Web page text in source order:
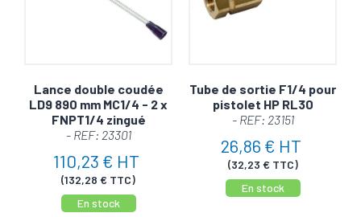
Lance double coudée
LD9 890 mm MC1/4 - 2 x
FNPT1/4 zingué
- REF: 23301
110,23 € HT
(132,28 € TTC)
En stock
Tube de sortie F1/4 pour
pistolet HP RL30
- REF: 23151
26,86 € HT
(32,23 € TTC)
En stock